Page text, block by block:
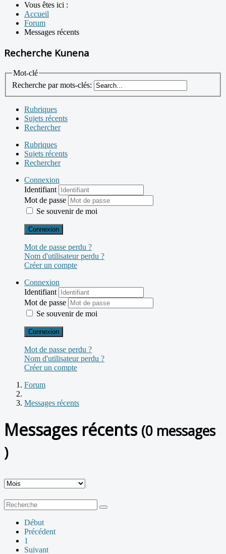
Vous êtes ici :
Accueil
Forum
Messages récents
Recherche Kunena
Mot-clé
Recherche par mots-clés:
Rubriques
Sujets récents
Rechercher
Rubriques
Sujets récents
Rechercher
Connexion
Identifiant
Mot de passe
Se souvenir de moi
Connexion
Mot de passe perdu ?
Nom d'utilisateur perdu ?
Créer un compte
Connexion
Identifiant
Mot de passe
Se souvenir de moi
Connexion
Mot de passe perdu ?
Nom d'utilisateur perdu ?
Créer un compte
Forum
Messages récents
Messages récents (0 messages
)
Début
Précédent
1
Suivant